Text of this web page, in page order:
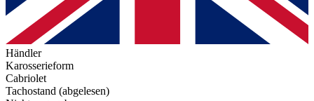
Händler
Karosserieform
Cabriolet
Tachostand (abgelesen)